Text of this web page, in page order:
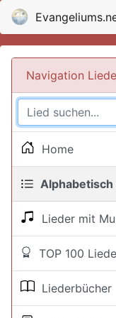
Navigation
Home
Lieder mit
TOP 100
Liederbücher